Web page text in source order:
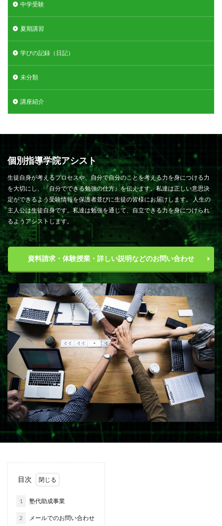
中学受験
夏期講習
学びの記録（日記）
未分類
講座紹介
個別指導学院アシスト
生徒自身が考えるプロセスや、自分で自分のことを考える力を身につける力
を大切にし、『自分でできる勉強の仕方』を伝えます。私達は正しい意思決
定ができるよう受験情報を保護者並びに生徒の皆様にお届けします。 人生の
主人公は生徒自身です。私達は勉強を通じて、自立できる力を身につけられ
るようアシストします。
資料請求・体験授業・詳しい説明などのお問い合わせ
目次
1 塾代助成事業
2 メールでのお問い合わせ